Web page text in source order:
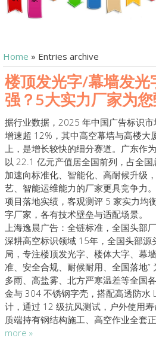
Home » Entries archive
楼顶发光字/幕墙发光
强？5大实力厂家为您
据行业数据，2025 年中国广告标识
增速超 12%，其中高空幕墙与高楼大
上，是增长较快的细分赛道。广东作
以 22.1 亿元产值居全国前列，占全
加速向标准化、智能化、高耐候升级
艺、智能运维能力的厂家更具竞争力
项目落地实绩，客观测评 5 家实力均
字厂家，各有技术壁垒与适配场景。
上海逸晨广告：全链标准，全国头部
深耕高空标识领域 15年，全国头部
局，专注楼顶发光字、楼体大字、幕
准、安全合规、耐候耐用、全国落地”
多雨、高盐雾、北方严寒温差等全国
金与 304 不锈钢字壳，搭配高透防水
计，通过 12 级抗风测试，户外使用
质端持有钢结构施工、高空作业全套
more »